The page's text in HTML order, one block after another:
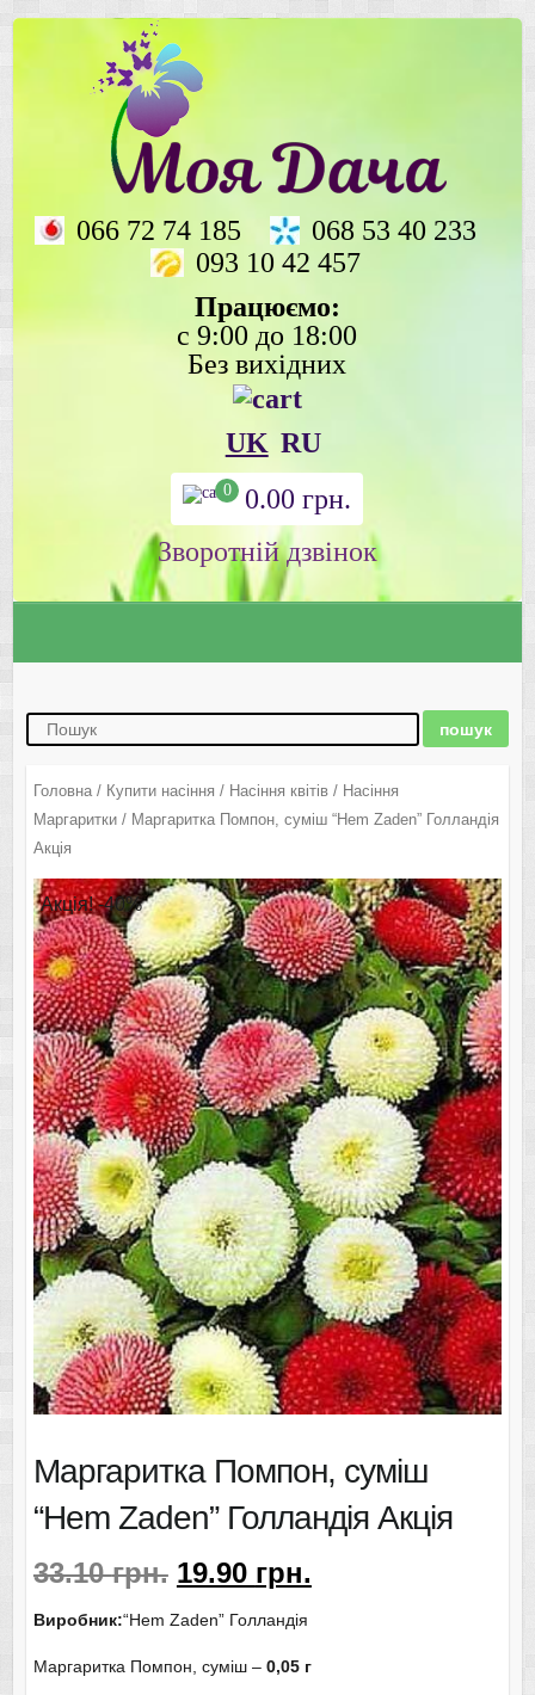
066 72 74 185
068 53 40 233
093 10 42 457
Працюємо:
с 9:00 до 18:00
Без вихідних
UK RU
0 0.00грн.
Зворотній дзвінок
Головна/ Купити насіння / Насіння квітів/ Насіння
Маргаритки/ Маргаритка Помпон, суміш “Hem Zaden” Голландія
Акція
Акція! -40%
Маргаритка Помпон, суміш
“Hem Zaden” Голландія Акція
33.10грн. 19.90 грн.
Виробник:“Hem Zaden” Голландія
Маргаритка Помпон, суміш – 0,05 г